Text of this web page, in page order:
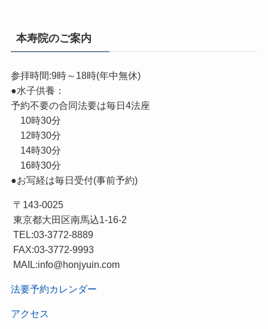
本寿院のご案内
参拝時間:9時～18時(年中無休)
●水子供養：
予約不要の合同法要は毎日4法座
10時30分
12時30分
14時30分
16時30分
●お写経は毎日受付(事前予約)
〒143-0025
東京都大田区南馬込1-16-2
TEL:03-3772-8889
FAX:03-3772-9993
MAIL:info@honjyuin.com
法要予約カレンダー
アクセス